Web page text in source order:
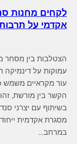
לקחים מחנות
אקדמי על
הצטלבות בין מסחר
עמוקות על דינמיקה
עור מקראיים משמש
הקשר בין מורשת,
בשיתוף עם יצרני
מסגרת אקדמית
במרחב…